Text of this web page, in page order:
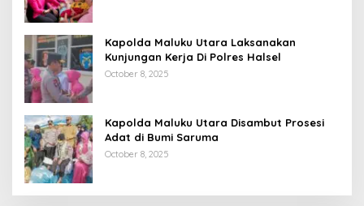
Kapolda Maluku Utara Laksanakan
Kunjungan Kerja Di Polres Halsel
October 8, 2025
Kapolda Maluku Utara Disambut Prosesi
Adat di Bumi Saruma
October 8, 2025